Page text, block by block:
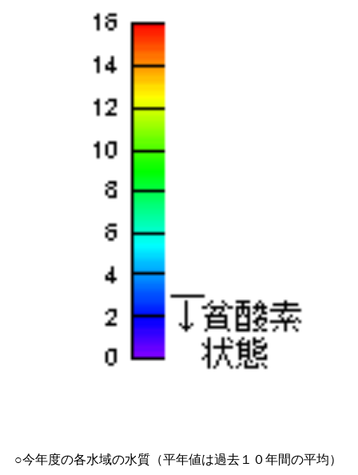
○今年度の各水域の水質（平年値は過去１０年間の平均）